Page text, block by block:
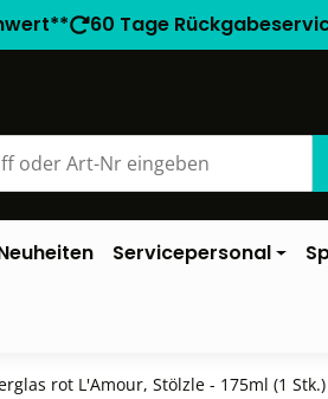
60 Tage
Servicepersonal
rot L'Amour, Stölzle - 175ml (1 Stk.)